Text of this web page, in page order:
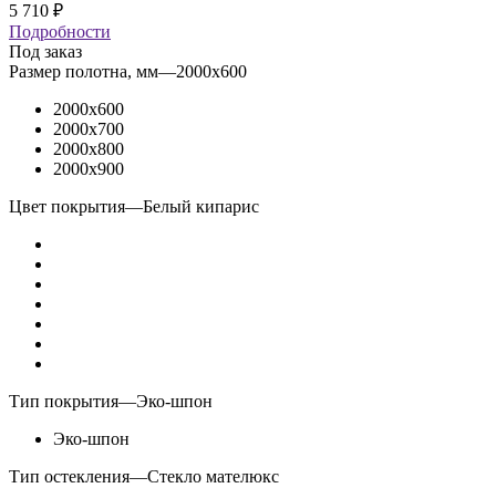
5 710 ₽
Подробности
Под заказ
Размер полотна, мм—2000x600
2000x600
2000x700
2000x800
2000x900
Цвет покрытия—Белый кипарис
Тип покрытия—Эко-шпон
Эко-шпон
Тип остекления—Стекло мателюкс